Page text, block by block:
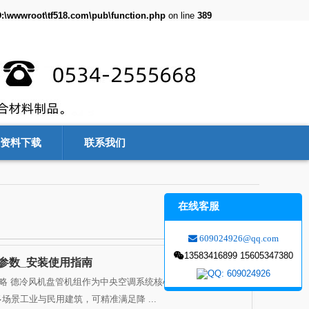
on line 389
资料下载 联系我们
数_安装使用指南
冷风机盘管机组作为中央空调系统核心末端设备，广泛应
景工业与民用建筑，可精准满足降 ...
在线客服
609024926@qq.com
13583416899 15605347380